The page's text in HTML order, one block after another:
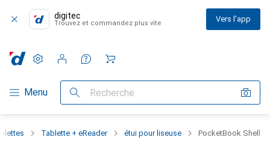
digitec
Trouvez et commandez plus vite Vers l'app
Navigation par catégorie
Menu Recherche
Paramètres
Compte client
Listes de comparaison
Listes d'envies
Panier
Tablette + eReader étui pour liseuse PocketBook Shell